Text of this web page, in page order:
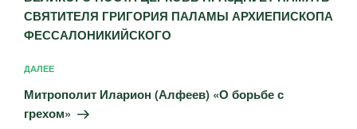
СВЯТИТЕЛЯ ГРИГОРИЯ ПАЛАМЫ АРХИЕПИСКОПА
ФЕССАЛОНИКИЙСКОГО
Следующая
запись
ДАЛЕЕ
Митрополит Иларион (Алфеев) «О борьбе с
грехом»